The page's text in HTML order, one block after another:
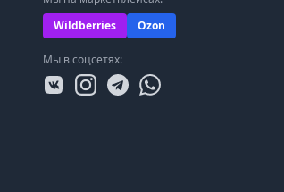
Wildberries
Ozon
Мы в соцсетях: